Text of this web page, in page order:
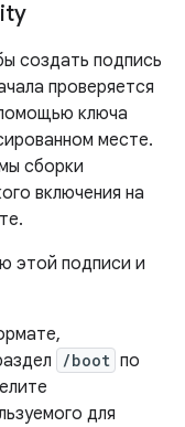
создать подпись
проверяется
ключа
месте.
сборки
включения на
этой подписи и
/boot по
для